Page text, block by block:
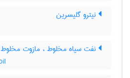
نیترو گلیسرین
نفت سیاه مخلوط ، مازوت مخلوط